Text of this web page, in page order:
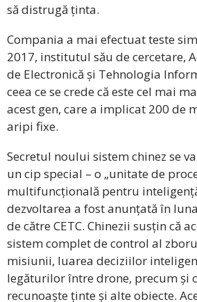
să distrugă ținta.
Compania a mai efectuat teste
2017, institutul său de cercetare,
de Electronică și Tehnologia
ceea ce se crede că este cel mai
acest gen, care a implicat 200 de
aripi fixe.
Secretul noului sistem chinez se
un cip special – o „unitate de
multifuncțională pentru
dezvoltarea a fost anunțată în
de către CETC. Chinezii susțin că
sistem complet de control al
misiunii, luarea deciziilor
legăturilor între drone, precum și
recunoaște ținte și alte obiecte.